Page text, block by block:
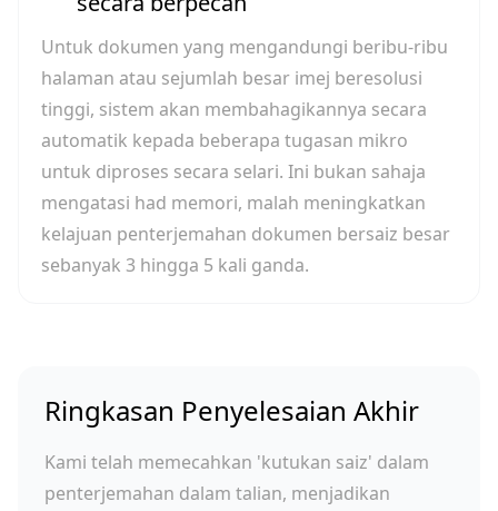
Untuk dokumen yang mengandungi beribu-ribu
halaman atau sejumlah besar imej beresolusi
tinggi, sistem akan membahagikannya secara
automatik kepada beberapa tugasan mikro
untuk diproses secara selari. Ini bukan sahaja
mengatasi had memori, malah meningkatkan
kelajuan penterjemahan dokumen bersaiz besar
sebanyak 3 hingga 5 kali ganda.
Ringkasan Penyelesaian Akhir
Kami telah memecahkan 'kutukan saiz' dalam
penterjemahan dalam talian, menjadikan